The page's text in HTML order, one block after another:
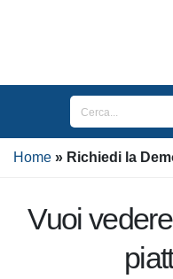
Home Richiedi la
Inserisci l'indirizzo
per ricevere il tuo
Email
Vuoi